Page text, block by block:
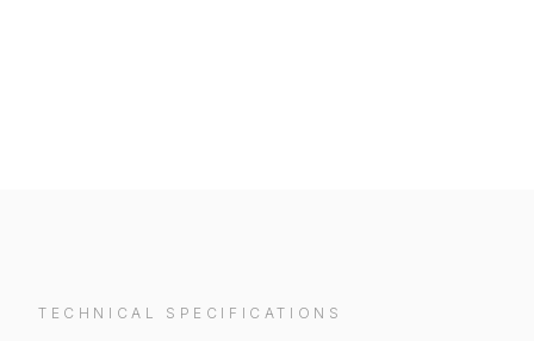
TECHNICAL SPECIFICATIONS